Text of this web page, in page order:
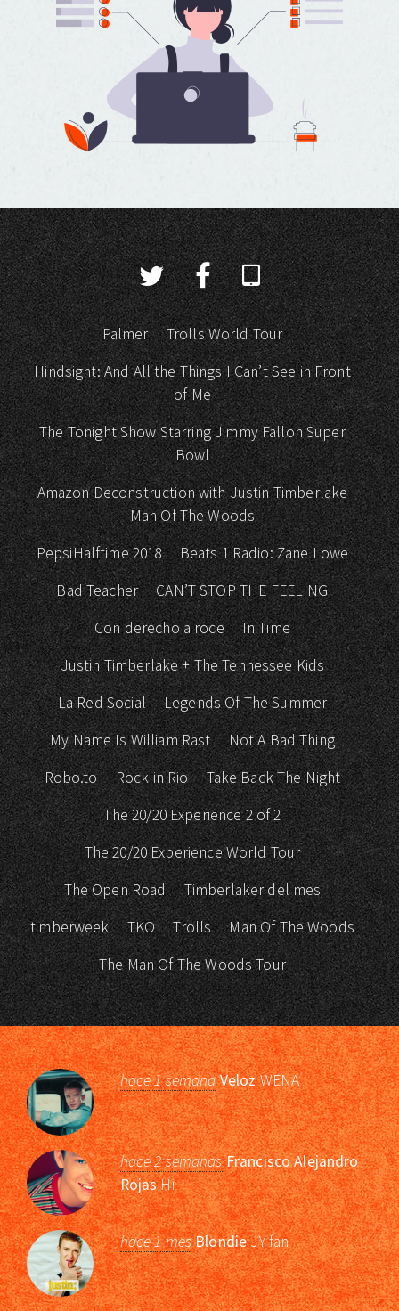
Palmer
Trolls World Tour
Hindsight: And All the Things I Can’t See in Front
of Me
The Tonight Show Starring Jimmy Fallon Super
Bowl
Amazon Deconstruction with Justin Timberlake
Man Of The Woods
PepsiHalftime 2018
Beats 1 Radio: Zane Lowe
Bad Teacher
CAN’T STOP THE FEELING
Con derecho a roce
In Time
Justin Timberlake + The Tennessee Kids
La Red Social
Legends Of The Summer
My Name Is William Rast
Not A Bad Thing
Robo.to
Rock in Rio
Take Back The Night
The 20/20 Experience 2 of 2
The 20/20 Experience World Tour
The Open Road
Timberlaker del mes
timberweek
TKO Trolls
Man Of The Woods
The Man Of The Woods Tour
hace 1 semanaVelozWENA
hace 2 semanasFrancisco Alejandro
RojasHi
hace 1 mesBlondieJY fan